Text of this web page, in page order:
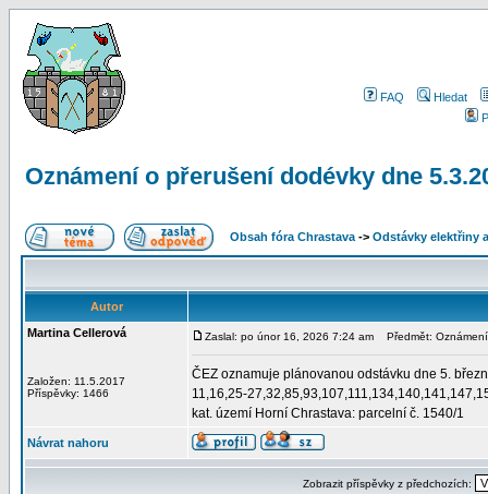
FAQ
Hledat
Oznámení o přerušení dodévky dne
Obsah fóra Chrastava -> Odstávky elektřiny
Autor
Martina Cellerová
Založen: 11.5.2017
Příspěvky: 1466
Zaslal: po únor 16, 2026 7:24 am Předmět:
ČEZ oznamuje plánovanou odstávku dne 5.
11,16,25-
kat. území Horní Chrastava: parcelní č. 1540/1
Návrat nahoru
Zobrazit příspěvky z předchozích: